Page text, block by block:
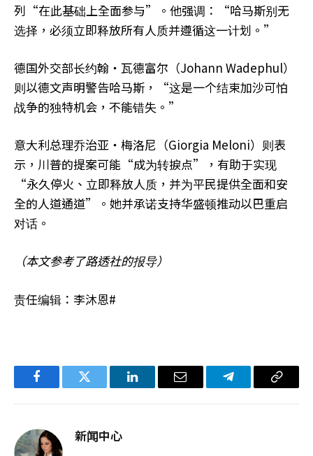
列“在此基础上全面参与”。他强调：“哈马斯别无
选择，必须立即释放所有人质并遵循这一计划。”
德国外交部长约翰‧瓦德富尔（Johann Wadephul）
则以德文声明警告哈马斯，“这是一个结束加沙可怕
战争的独特机会，不能错失。”
意大利总理乔治亚‧梅洛尼（Giorgia Meloni）则表
示，川普的提案可能“成为转捩点”，有助于实现
“永久停火、立即释放人质，并为平民提供全面和安
全的人道通道”。她并承诺支持华盛顿推动以巴重启
对话。
（本文参考了路透社的报导）
责任编辑：李沐恩#
FacebookTwitter LinkedIn电
Telegram复
新闻中心